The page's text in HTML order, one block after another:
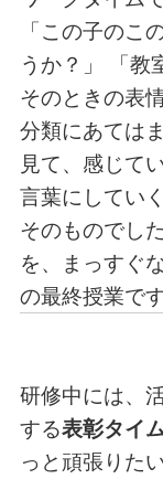
「この子のこ
うか？」 「教
そのときの表
分類にあては
見て、感じて
言葉にしてい
そのものでし
を、まっすぐ
の最終授業で
研修中には、
する表彰タイ
っと頑張りた